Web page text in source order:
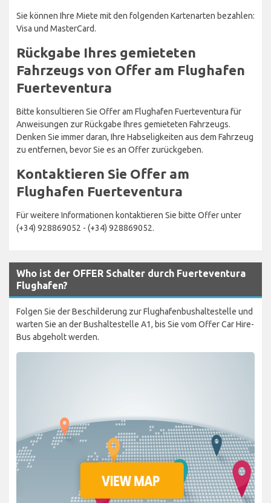
Sie können Ihre Miete mit den folgenden Kartenarten bezahlen:
Visa und MasterCard.
Rückgabe Ihres gemieteten
Fahrzeugs von Offer am Flughafen
Fuerteventura
Bitte konsultieren Sie Offer am Flughafen Fuerteventura für
Anweisungen zur Rückgabe Ihres gemieteten Fahrzeugs.
Denken Sie immer daran, Ihre Habseligkeiten aus dem Fahrzeug
zu entfernen, bevor Sie es an Offer zurückgeben.
Kontaktieren Sie Offer am
Flughafen Fuerteventura
Für weitere Informationen kontaktieren Sie bitte Offer unter
(+34) 928869052 - (+34) 928869052.
Who ist der OFFER Schalter durch Fuerteventura
Flughafen?
Folgen Sie der Beschilderung zur Flughafenbushaltestelle und
warten Sie an der Bushaltestelle A1, bis Sie vom Offer Car Hire-
Bus abgeholt werden.